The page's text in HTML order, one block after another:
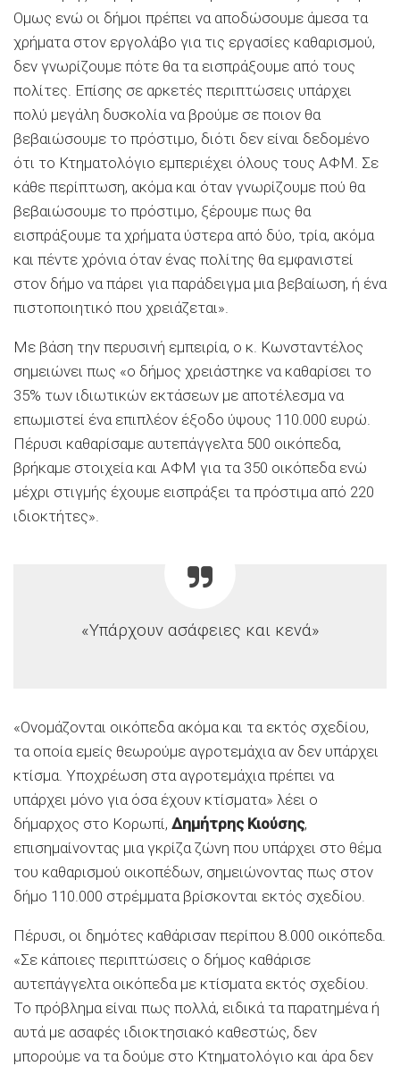
Ομως ενώ οι δήμοι πρέπει να αποδώσουμε άμεσα τα
χρήματα στον εργολάβο για τις εργασίες καθαρισμού,
δεν γνωρίζουμε πότε θα τα εισπράξουμε από τους
πολίτες. Επίσης σε αρκετές περιπτώσεις υπάρχει
πολύ μεγάλη δυσκολία να βρούμε σε ποιον θα
βεβαιώσουμε το πρόστιμο, διότι δεν είναι δεδομένο
ότι το Κτηματολόγιο εμπεριέχει όλους τους ΑΦΜ. Σε
κάθε περίπτωση, ακόμα και όταν γνωρίζουμε πού θα
βεβαιώσουμε το πρόστιμο, ξέρουμε πως θα
εισπράξουμε τα χρήματα ύστερα από δύο, τρία, ακόμα
και πέντε χρόνια όταν ένας πολίτης θα εμφανιστεί
στον δήμο να πάρει για παράδειγμα μια βεβαίωση, ή ένα
πιστοποιητικό που χρειάζεται».
Με βάση την περυσινή εμπειρία, ο κ. Κωνσταντέλος
σημειώνει πως «ο δήμος χρειάστηκε να καθαρίσει το
35% των ιδιωτικών εκτάσεων με αποτέλεσμα να
επωμιστεί ένα επιπλέον έξοδο ύψους 110.000 ευρώ.
Πέρυσι καθαρίσαμε αυτεπάγγελτα 500 οικόπεδα,
βρήκαμε στοιχεία και ΑΦΜ για τα 350 οικόπεδα ενώ
μέχρι στιγμής έχουμε εισπράξει τα πρόστιμα από 220
ιδιοκτήτες».
«Υπάρχουν ασάφειες και κενά»
«Ονομάζονται οικόπεδα ακόμα και τα εκτός σχεδίου,
τα οποία εμείς θεωρούμε αγροτεμάχια αν δεν υπάρχει
κτίσμα. Υποχρέωση στα αγροτεμάχια πρέπει να
υπάρχει μόνο για όσα έχουν κτίσματα» λέει ο
δήμαρχος στο Κορωπί, Δημήτρης Κιούσης,
επισημαίνοντας μια γκρίζα ζώνη που υπάρχει στο θέμα
του καθαρισμού οικοπέδων, σημειώνοντας πως στον
δήμο 110.000 στρέμματα βρίσκονται εκτός σχεδίου.
Πέρυσι, οι δημότες καθάρισαν περίπου 8.000 οικόπεδα.
«Σε κάποιες περιπτώσεις ο δήμος καθάρισε
αυτεπάγγελτα οικόπεδα με κτίσματα εκτός σχεδίου.
Το πρόβλημα είναι πως πολλά, ειδικά τα παρατημένα ή
αυτά με ασαφές ιδιοκτησιακό καθεστώς, δεν
μπορούμε να τα δούμε στο Κτηματολόγιο και άρα δεν